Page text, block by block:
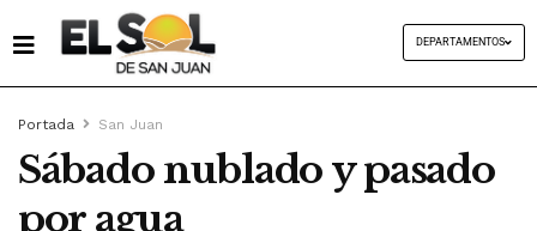
DEPARTAMENTOS
Portada San Juan
Sábado nublado y pasado
por agua